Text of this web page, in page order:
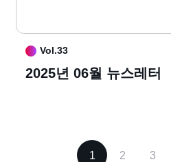
Vol.33
2025년 06월 뉴스레터
1 2 3